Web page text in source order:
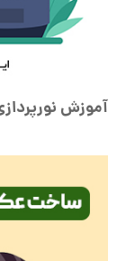
آموزش